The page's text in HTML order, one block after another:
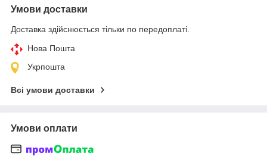
Умови доставки
Доставка здійснюється тільки по передоплаті.
Нова Пошта
Укрпошта
Всі умови доставки
Умови оплати